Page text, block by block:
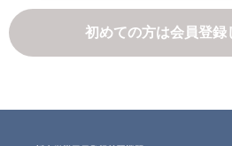
限り、個人情報の利用目的を変更するもの
利用目的の変更を行った場合には、変更後
法により、ユーザに通知し、または本ウェ
ます。
スの利用に関する契約をいいます。
第3条（本規約の範囲）
1. 当社が本規約に付帯関連して別途定める
初めての方は会員登録